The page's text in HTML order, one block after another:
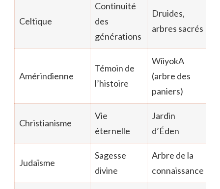
Celtique
Continuité
des
générations
Druides,
arbres sacrés
Amérindienne
Témoin de
l’histoire
WíiyokA
(arbre des
paniers)
Christianisme
Vie
éternelle
Jardin
d’Éden
Judaïsme
Sagesse
divine
Arbre de la
connaissance